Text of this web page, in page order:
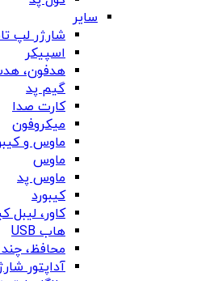
سایر
شارژر لپ
اسپیکر
هدفون،
گیم پد
کارت صدا
میکروفون
ماوس و
ماوس
ماوس پد
کیبورد
کاور، لیبل
هاب USB
محافظ،
آداپتور